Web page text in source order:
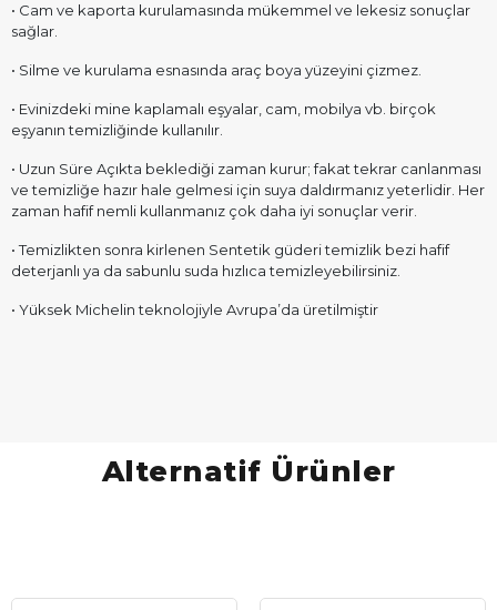
• Cam ve kaporta kurulamasında mükemmel ve lekesiz sonuçlar
sağlar.
• Silme ve kurulama esnasında araç boya yüzeyini çizmez.
• Evinizdeki mine kaplamalı eşyalar, cam, mobilya vb. birçok
eşyanın temizliğinde kullanılır.
• Uzun Süre Açıkta beklediği zaman kurur; fakat tekrar canlanması
ve temizliğe hazır hale gelmesi için suya daldırmanız yeterlidir. Her
zaman hafif nemli kullanmanız çok daha iyi sonuçlar verir.
• Temizlikten sonra kirlenen Sentetik güderi temizlik bezi hafif
deterjanlı ya da sabunlu suda hızlıca temizleyebilirsiniz.
• Yüksek Michelin teknolojiyle Avrupa’da üretilmiştir
Alternatif Ürünler